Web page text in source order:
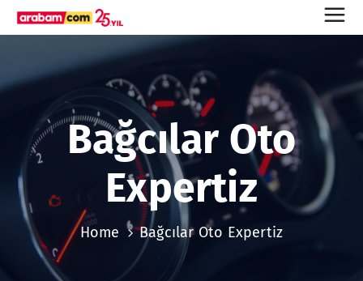
Bağcılar Oto
Expertiz
Home Bağcılar Oto Expertiz